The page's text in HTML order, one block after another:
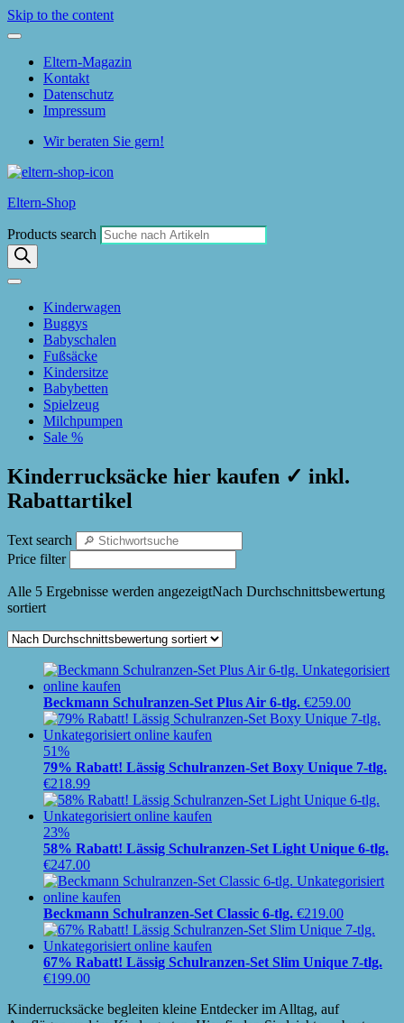
Skip to the content
Eltern-Magazin
Kontakt
Datenschutz
Impressum
Wir beraten Sie gern!
Eltern-Shop
Products search
Kinderwagen
Buggys
Babyschalen
Fußsäcke
Kindersitze
Babybetten
Spielzeug
Milchpumpen
Sale %
Kinderrucksäcke hier kaufen ✓ inkl.
Rabattartikel
Text search
Price filter
Alle 5 Ergebnisse werden angezeigtNach Durchschnittsbewertung
sortiert
Beckmann Schulranzen-Set Plus Air 6-tlg. €259.00
51%
79% Rabatt! Lässig Schulranzen-Set Boxy Unique 7-tlg.
€218.99
23%
58% Rabatt! Lässig Schulranzen-Set Light Unique 6-tlg.
€247.00
Beckmann Schulranzen-Set Classic 6-tlg. €219.00
67% Rabatt! Lässig Schulranzen-Set Slim Unique 7-tlg.
€199.00
Kinderrucksäcke begleiten kleine Entdecker im Alltag, auf